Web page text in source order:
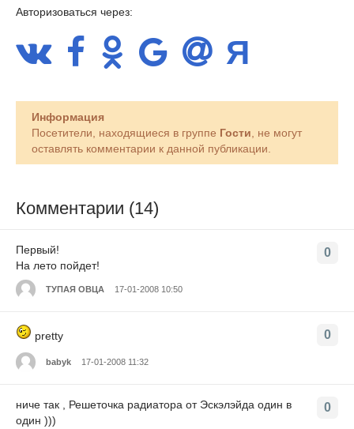
Авторизоваться через:
Информация
Посетители, находящиеся в группе Гости , не могут
оставлять комментарии к данной публикации.
Комментарии (14)
0
Первый!
На лето пойдет!
ТУПАЯ ОВЦА 17-01-2008 10:50
0
pretty
babyk 17-01-2008 11:32
0
ниче так , Решеточка радиатора от Эскэлэйда один в
один )))